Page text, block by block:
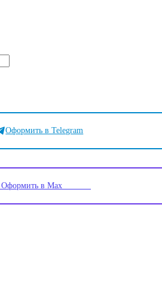
Оформить в Telegram
Оформить в Max